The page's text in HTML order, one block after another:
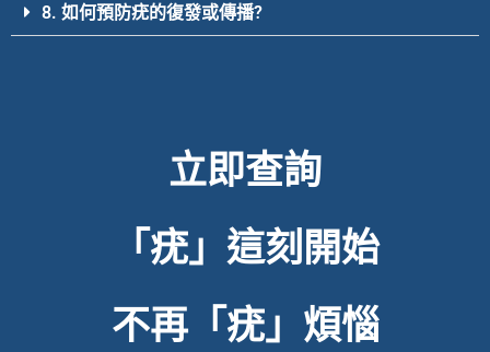
8. 如何預防疣的復發或傳播?
立即查詢
「疣」這刻開始
不再「疣」煩惱